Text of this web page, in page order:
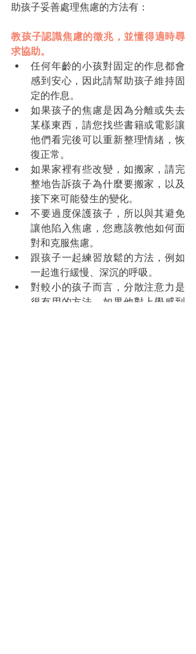
助孩子妥善處理焦慮的方法有：
教孩子認識焦慮的徵兆，並懂得適時尋
求協助。
任何年齡的小孩對固定的作息都會
感到安心，因此請幫助孩子維持固
定的作息。
如果孩子的焦慮是因為分離或失去
某樣東西，請您找些書籍或電影讓
他們看完後可以重新整理情緒，恢
復正常。
如果家裡有些改變，如搬家，請完
整地告訴孩子為什麼要搬家，以及
接下來可能發生的變化。
不要過度保護孩子，所以與其避免
讓他陷入焦慮，您應該教他如何面
對和克服焦慮。
跟孩子一起練習放鬆的方法，例如
一起進行緩慢、深沉的呼吸。
對較小的孩子而言，分散注意力是
很有用的方法，如果他對上學感到